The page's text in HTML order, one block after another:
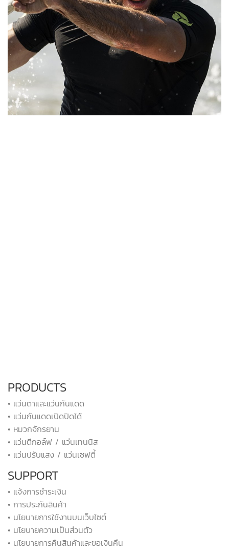
PRODUCTS
• แว่นตาและแว่นกันแดด
• แว่นกันแดดเปิดปิดได้
• หมวกจักรยาน
• แว่นตีกอล์ฟ / แว่นเทนนิส
• แว่นปรับแสง / แว่นเซฟตี้
SUPPORT
• แจ้งการชำระเงิน
• การประกันสินค้า
• นโยบายการใช้งานบนเว็บไซต์
• นโยบายความเป็นส่วนตัว
• นโยบายการคืนสินค้าและขอเงินคืน